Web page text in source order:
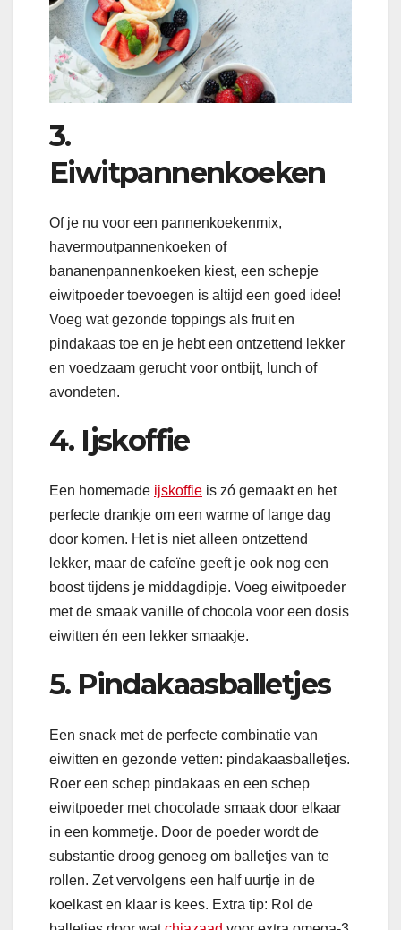
3.
Eiwitpannenkoeken
Of je nu voor een pannenkoekenmix,
havermoutpannenkoeken of
bananenpannenkoeken kiest, een schepje
eiwitpoeder toevoegen is altijd een goed idee!
Voeg wat gezonde toppings als fruit en
pindakaas toe en je hebt een ontzettend lekker
en voedzaam gerucht voor ontbijt, lunch of
avondeten.
4. Ijskoffie
Een homemade ijskoffie is zó gemaakt en het
perfecte drankje om een warme of lange dag
door komen. Het is niet alleen ontzettend
lekker, maar de cafeïne geeft je ook nog een
boost tijdens je middagdipje. Voeg eiwitpoeder
met de smaak vanille of chocola voor een dosis
eiwitten én een lekker smaakje.
5. Pindakaasballetjes
Een snack met de perfecte combinatie van
eiwitten en gezonde vetten: pindakaasballetjes.
Roer een schep pindakaas en een schep
eiwitpoeder met chocolade smaak door elkaar
in een kommetje. Door de poeder wordt de
substantie droog genoeg om balletjes van te
rollen. Zet vervolgens een half uurtje in de
koelkast en klaar is kees. Extra tip: Rol de